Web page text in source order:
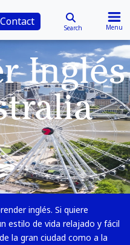
Contact Search Menu
Inglés
inglés. Si quiere
estilo de vida relajado y fácil
la gran ciudad como a la